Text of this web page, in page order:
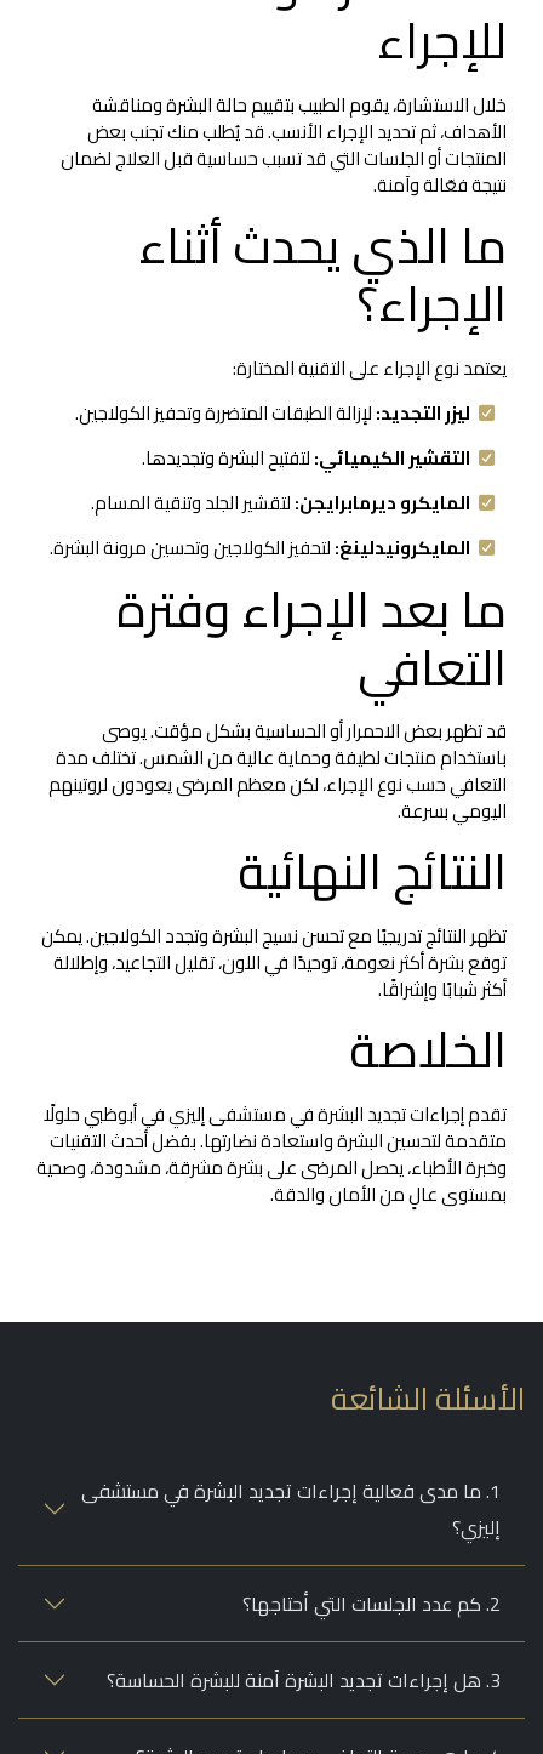
للإجراء
خلال الاستشارة، يقوم الطبيب بتقييم حالة البشرة ومناقشة
الأهداف، ثم تحديد الإجراء الأنسب. قد يُطلب منك تجنب بعض
المنتجات أو الجلسات التي قد تسبب حساسية قبل العلاج لضمان
نتيجة فعّالة وآمنة.
ما الذي يحدث أثناء
الإجراء؟
يعتمد نوع الإجراء على التقنية المختارة:
ليزر التجديد:لإزالة الطبقات المتضررة وتحفيز الكولاجين.
التقشير الكيميائي:لتفتيح البشرة وتجديدها.
المايكرو ديرمابرايجن:لتقشير الجلد وتنقية المسام.
المايكرونيدلينغ:لتحفيز الكولاجين وتحسين مرونة البشرة.
ما بعد الإجراء وفترة
التعافي
قد تظهر بعض الاحمرار أو الحساسية بشكل مؤقت. يوصى
باستخدام منتجات لطيفة وحماية عالية من الشمس. تختلف مدة
التعافي حسب نوع الإجراء، لكن معظم المرضى يعودون لروتينهم
اليومي بسرعة.
النتائج النهائية
تظهر النتائج تدريجيًا مع تحسن نسيج البشرة وتجدد الكولاجين. يمكن
توقع بشرة أكثر نعومة، توحيدًا في اللون، تقليل التجاعيد، وإطلالة
أكثر شبابًا وإشراقًا.
الخلاصة
تقدم إجراءات تجديد البشرة في مستشفى إليزي في أبوظبي حلولًا
متقدمة لتحسين البشرة واستعادة نضارتها. بفضل أحدث التقنيات
وخبرة الأطباء، يحصل المرضى على بشرة مشرقة، مشدودة، وصحية
بمستوى عالٍ من الأمان والدقة.
الشائعة
1. ما مدى فعالية إجراءات تجديد البشرة في مستشفى
إليزي؟